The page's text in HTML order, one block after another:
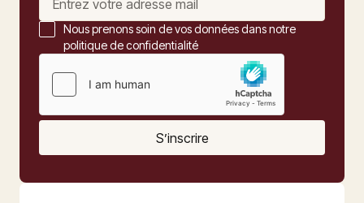
Nous prenons soin de vos données dans notre
politique de confidentialité
S’inscrire